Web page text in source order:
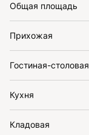
Общая площадь
Прихожая
Гостиная-столовая
Кухня
Кладовая